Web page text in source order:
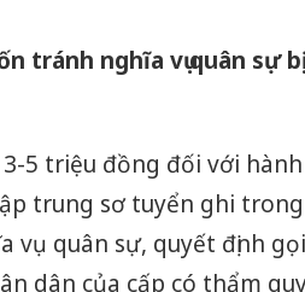
tránh nghĩa vụ quân sự
5 triệu đồng đối với
trung sơ tuyển ghi
vụ quân sự, quyết định
dân của cấp có thẩm